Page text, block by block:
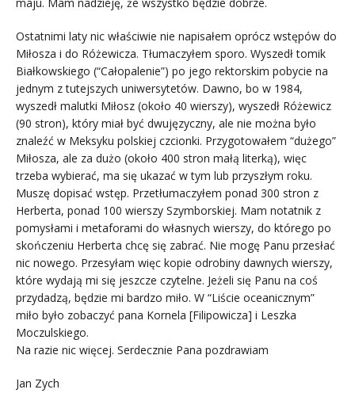
Ostatnimi laty nic właściwie nie napisałem oprócz wstępów do
Miłosza i do Różewicza. Tłumaczyłem sporo. Wyszedł tomik
Białkowskiego (“Całopalenie”) po jego rektorskim pobycie na
jednym z tutejszych uniwersytetów. Dawno, bo w 1984,
wyszedł malutki Miłosz (około 40 wierszy), wyszedł Różewicz
(90 stron), który miał być dwujęzyczny, ale nie można było
znaleźć w Meksyku polskiej czcionki. Przygotowałem “dużego”
Miłosza, ale za dużo (około 400 stron małą literką), więc
trzeba wybierać, ma się ukazać w tym lub przyszłym roku.
Muszę dopisać wstęp. Przetłumaczyłem ponad 300 stron z
Herberta, ponad 100 wierszy Szymborskiej. Mam notatnik z
pomysłami i metaforami do własnych wierszy, do którego po
skończeniu Herberta chcę się zabrać. Nie mogę Panu przesłać
nic nowego. Przesyłam więc kopie odrobiny dawnych wierszy,
które wydają mi się jeszcze czytelne. Jeżeli się Panu na coś
przydadzą, będzie mi bardzo miło. W “Liście oceanicznym”
miło było zobaczyć pana Kornela [Filipowicza] i Leszka
Moczulskiego.
Na razie nic więcej. Serdecznie Pana pozdrawiam
Jan Zych